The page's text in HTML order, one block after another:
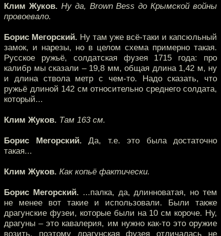
Клим Жуков. Ну да, Brown Bess до Крымской войны
провоевало.
Борис Мегорский. Ну там уже всё-таки и капсюльный
замок, и нарезы, но в целом схема примерно такая.
Русское ружьё, солдатская фузея 1715 года: про
калибр мы сказали – 19,8 мм, общая длина 1,42 м, ну
и длина ствола метр с чем-то. Надо сказать, что
ружьё длиной 142 см относительно среднего солдата,
который...
Клим Жуков. Там 163 см.
Борис Мегорский. Да, т.е. это была достаточно
такая...
Клим Жуков. Как копьё фактически.
Борис Мегорский. ...палка, да, длинноватая, но тем
не менее вот такие и использовали. Были также
драгунские фузеи, которые были на 10 см короче. Ну,
драгуны – это кавалерия, им нужно как-то это оружие
возить, поэтому драгунская фузея отличалась не